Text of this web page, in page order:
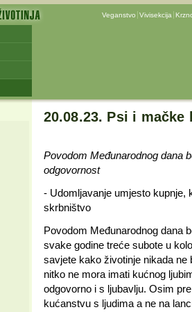
Veganstvo Vivisekcija
20.08.23. Psi i mačke
Povodom Međunarodnog dana
odgovornost
- Udomljavanje umjesto kupnje,
skrbništvo
Povodom Međunarodnog dana
svake godine treće subote u
savjete kako životinje nikada ne
nitko ne mora imati kućnog
odgovorno i s ljubavlju. Osim
kućanstvu s ljudima a ne na